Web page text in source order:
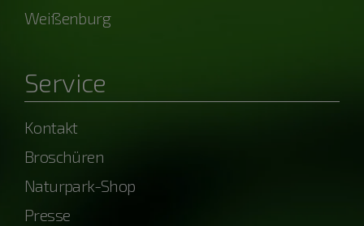
Weißenburg
Service
Kontakt
Broschüren
Naturpark-Shop
Presse